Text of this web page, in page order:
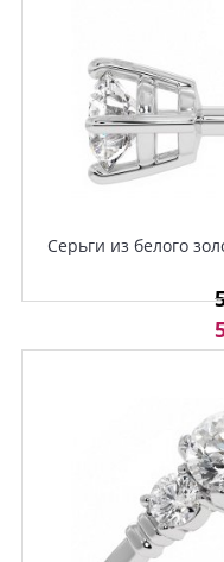
Серьги из белого